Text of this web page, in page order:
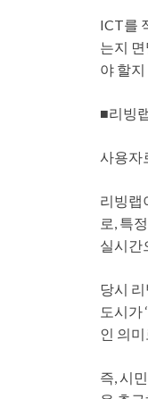
ICT를
는지
야 할
■리빙
사용자
리빙랩
로, 특
실시간
당시
도시가
인 의
즉, 시